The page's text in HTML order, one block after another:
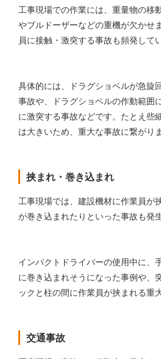
工事現場での作業には、重量物の移
やブルドーザーなどの重機が欠かせ
員に接触・激突する事故も頻発して
具体的には、ドラグショベルが急旋
事故や、ドラグショベルの作動範囲
に激突する事故などです。たとえ些
は大きいため、重大な事故に繋がりま
挟まれ・巻き込まれ
工事現場では、建設機材に作業員が
が巻き込まれたりといった事故も発
インパクトドライバーの使用中に、
に巻き込まれそうになった事例や、
ックと柱の間に作業員が挟まれる重
交通事故